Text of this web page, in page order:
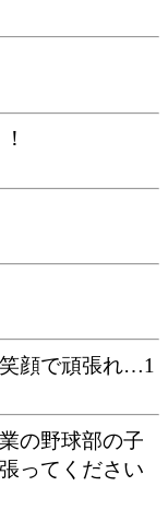
顔で頑張れ…1
の野球部の子
ってください